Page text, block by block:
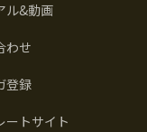
ル&動画
わせ
登録
ートサイト